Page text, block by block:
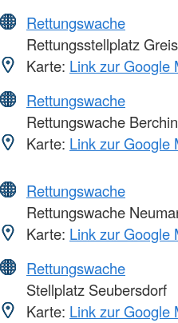
Rettungswache
Rettungsstellplatz
Karte: Link zur Google
Rettungswache
Rettungswache
Karte: Link zur Google
Rettungswache
Rettungswache
Karte: Link zur Google
Rettungswache
Stellplatz Seubersdorf
Karte: Link zur Google